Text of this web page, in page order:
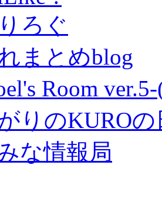
ろぐ
まとめblog
Room
りのKURO
な情報局